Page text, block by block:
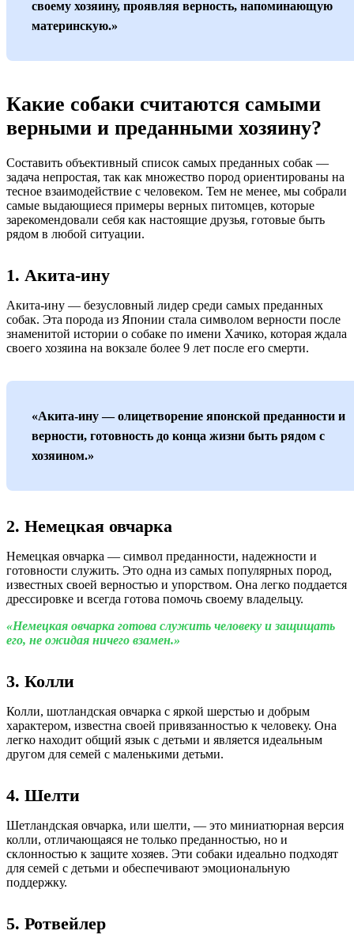
своему хозяину, проявляя верность, напоминающую
материнскую.»
Какие собаки считаются самыми
верными и преданными хозяину?
Составить объективный список самых преданных собак —
задача непростая, так как множество пород ориентированы на
тесное взаимодействие с человеком. Тем не менее, мы собрали
самые выдающиеся примеры верных питомцев, которые
зарекомендовали себя как настоящие друзья, готовые быть
рядом в любой ситуации.
1. Акита-ину
Акита-ину — безусловный лидер среди самых преданных
собак. Эта порода из Японии стала символом верности после
знаменитой истории о собаке по имени Хачико, которая ждала
своего хозяина на вокзале более 9 лет после его смерти.
«Акита-ину — олицетворение японской преданности и
верности, готовность до конца жизни быть рядом с
хозяином.»
2. Немецкая овчарка
Немецкая овчарка — символ преданности, надежности и
готовности служить. Это одна из самых популярных пород,
известных своей верностью и упорством. Она легко поддается
дрессировке и всегда готова помочь своему владельцу.
«Немецкая овчарка готова служить человеку и защищать
его, не ожидая ничего взамен.»
3. Колли
Колли, шотландская овчарка с яркой шерстью и добрым
характером, известна своей привязанностью к человеку. Она
легко находит общий язык с детьми и является идеальным
другом для семей с маленькими детьми.
4. Шелти
Шетландская овчарка, или шелти, — это миниатюрная версия
колли, отличающаяся не только преданностью, но и
склонностью к защите хозяев. Эти собаки идеально подходят
для семей с детьми и обеспечивают эмоциональную
поддержку.
5. Ротвейлер